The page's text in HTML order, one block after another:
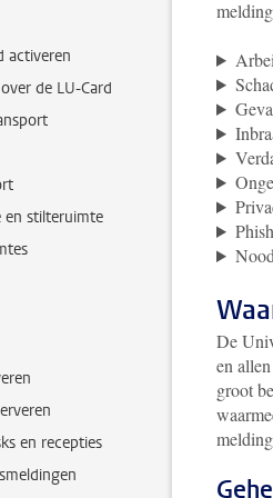
activeren
de LU-Card
en stilteruimte
en recepties
De
en
groot